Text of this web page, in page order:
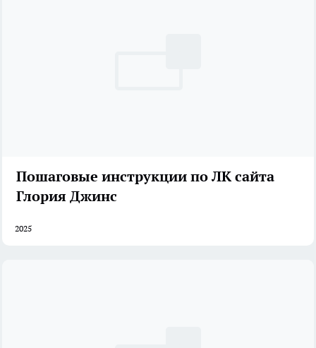
Пошаговые инструкции по ЛК сайта
Глория Джинс
2025